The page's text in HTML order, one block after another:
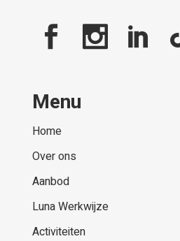
Menu
Home
Over ons
Aanbod
Luna Werkwijze
Activiteiten